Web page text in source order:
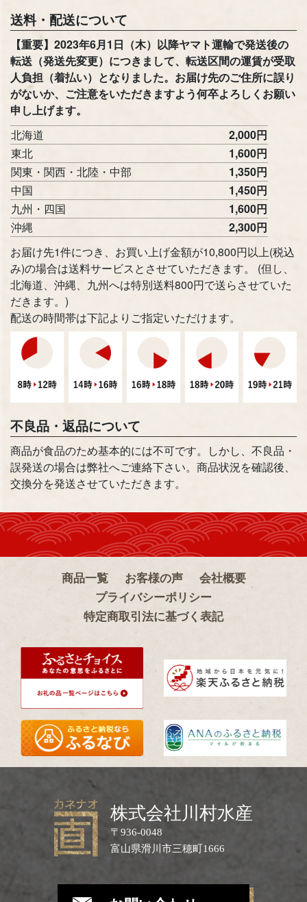
送料・配送について
【重要】2023年6月1日（木）以降ヤマト運輸で発送後の
転送（発送先変更）につきまして、転送区間の運賃が受取
人負担（着払い）となりました。お届け先のご住所に誤り
がないか、ご注意をいただきますよう何卒よろしくお願い
申し上げます。
北海道
2,000円
東北
1,600円
関東・関西・北陸・中部
1,350円
中国
1,450円
九州・四国
1,600円
沖縄
2,300円
お届け先1件につき、お買い上げ金額が10,800円以上(税込
み)の場合は送料サービスとさせていただきます。 (但し、
北海道、沖縄、九州へは特別送料800円で送らさせていた
だきます。)
配送の時間帯は下記よりご指定いただけます。
不良品・返品について
商品が食品のため基本的には不可です。しかし、不良品・
誤発送の場合は弊社へご連絡下さい。商品状況を確認後、
交換分を発送させていただきます。
商品一覧 お客様の声
会社概要
プライバシーポリシー
特定商取引法に基づく表記
株式会社川村水産
〒936-0048
富山県滑川市三穂町1666